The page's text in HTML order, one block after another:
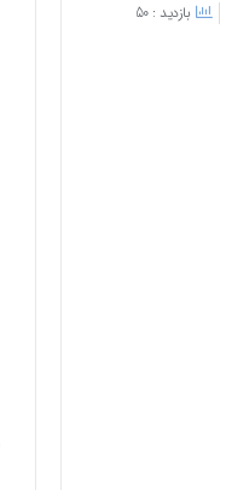
بازدید : 50